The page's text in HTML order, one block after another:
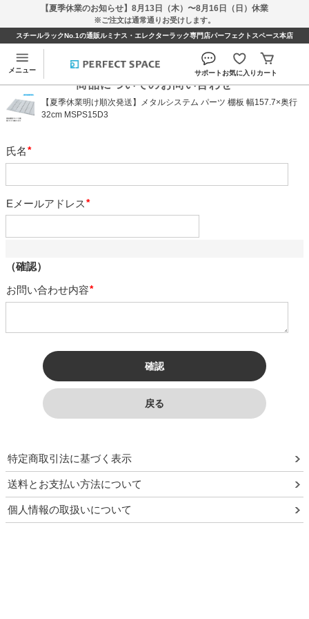
【夏季休業のお知らせ】8月13日（木）〜8月16日（日）休業
※ご注文は通常通りお受けします。
スチールラックNo.1の通販ルミナス・エレクターラック専門店パーフェクトスペース本店
メニュー サポートお気に入り カート
商品についてのお問い合わせ
【夏季休業明け順次発送】メタルシステム パーツ 棚板 幅157.7×奥行
32cm MSPS15D3
氏名
Eメールアドレス
（確認）
お問い合わせ内容
特定商取引法に基づく表示
送料とお支払い方法について
個人情報の取扱いについて